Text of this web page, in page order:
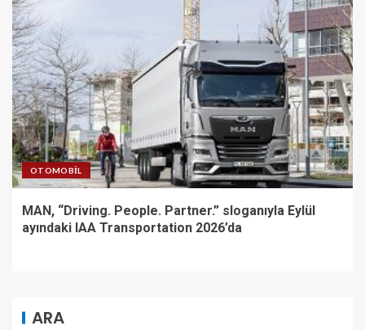
OTOMOBIL
MAN, “Driving. People. Partner.” sloganıyla Eylül
ayındaki IAA Transportation 2026’da
ARA